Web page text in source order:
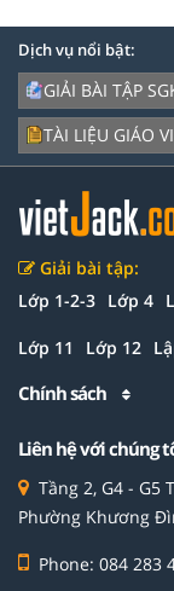
Dịch vụ nổi bật:
GIẢI BÀI TẬP
TÀI LIỆU GIÁO
Giải bài tập:
Lớp 1-2-3 Lớp 4
Lớp 11 Lớp 12
Chính sách
Liên hệ với chúng
Tầng 2, G4 - G5
Phường Khương
Phone: 084 283